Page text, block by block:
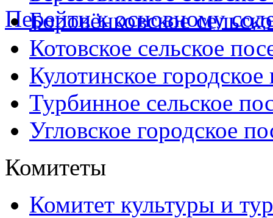
Перейти к основному
Боровёнковское
Котовское сельское
Кулотинское городское
Турбинное сельское
Угловское городское
Комитеты
Комитет культуры и